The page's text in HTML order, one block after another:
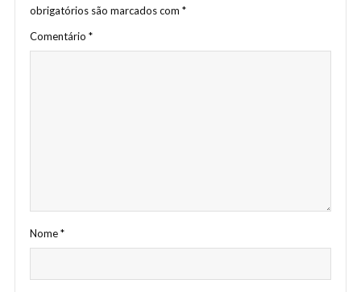
obrigatórios são marcados com *
Comentário *
Nome*